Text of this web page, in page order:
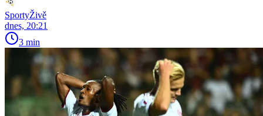
SportyŽivě
dnes, 20:21
3 min